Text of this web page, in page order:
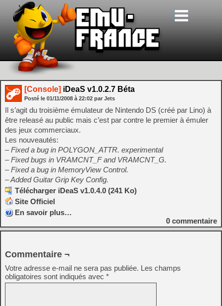
[Console] iDeaS v1.0.2.7 Béta
Posté le 01/11/2008 à 22:02 par Jets
Il s’agit du troisième émulateur de Nintendo DS (créé par Lino) à
être releasé au public mais c’est par contre le premier à émuler
des jeux commerciaux.
Les nouveautés:
– Fixed a bug in POLYGON_ATTR. experimental
– Fixed bugs in VRAMCNT_F and VRAMCNT_G.
– Fixed a bug in MemoryView Control.
– Added Guitar Grip Key Config.
Télécharger iDeaS v1.0.4.0 (241 Ko)
Site Officiel
En savoir plus…
0 commentaire
Commentaire ¬
Votre adresse e-mail ne sera pas publiée. Les champs
obligatoires sont indiqués avec *